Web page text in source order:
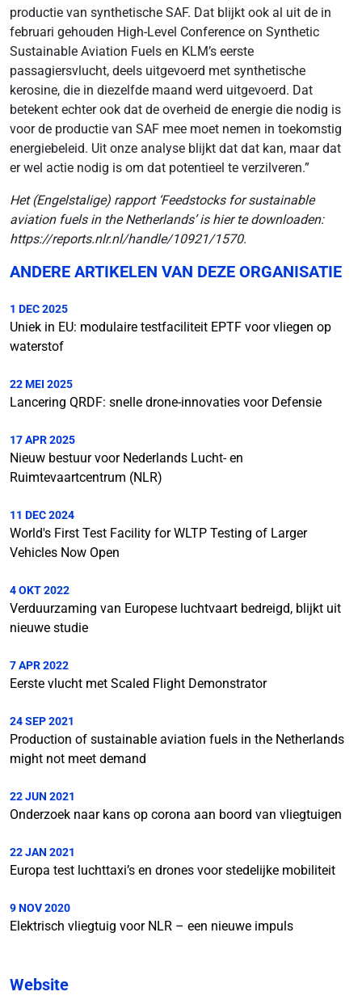
productie van synthetische SAF. Dat blijkt ook al uit de in
februari gehouden High-Level Conference on Synthetic
Sustainable Aviation Fuels en KLM’s eerste
passagiersvlucht, deels uitgevoerd met synthetische
kerosine, die in diezelfde maand werd uitgevoerd. Dat
betekent echter ook dat de overheid de energie die nodig is
voor de productie van SAF mee moet nemen in toekomstig
energiebeleid. Uit onze analyse blijkt dat dat kan, maar dat
er wel actie nodig is om dat potentieel te verzilveren.”
Het (Engelstalige) rapport ‘Feedstocks for sustainable
aviation fuels in the Netherlands’ is hier te downloaden:
https://reports.nlr.nl/handle/10921/1570.
ANDERE ARTIKELEN VAN DEZE ORGANISATIE
1 DEC 2025
Uniek in EU: modulaire testfaciliteit EPTF voor vliegen op
waterstof
22 MEI 2025
Lancering QRDF: snelle drone-innovaties voor Defensie
17 APR 2025
Nieuw bestuur voor Nederlands Lucht- en
Ruimtevaartcentrum (NLR)
11 DEC 2024
World's First Test Facility for WLTP Testing of Larger
Vehicles Now Open
4 OKT 2022
Verduurzaming van Europese luchtvaart bedreigd, blijkt uit
nieuwe studie
7 APR 2022
Eerste vlucht met Scaled Flight Demonstrator
24 SEP 2021
Production of sustainable aviation fuels in the Netherlands
might not meet demand
22 JUN 2021
Onderzoek naar kans op corona aan boord van vliegtuigen
22 JAN 2021
Europa test luchttaxi’s en drones voor stedelijke mobiliteit
9 NOV 2020
Elektrisch vliegtuig voor NLR – een nieuwe impuls
Website